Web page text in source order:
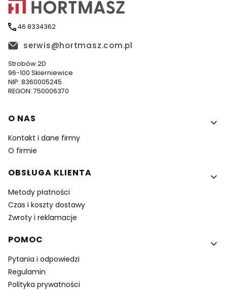
46 8334362
serwis@hortmasz.com.pl
Strobów 2D
96-100 Skierniewice
NIP: 8360005245
REGON: 750006370
Linki w stopce
O NAS
Kontakt i dane firmy
O firmie
OBSŁUGA KLIENTA
Metody płatności
Czas i koszty dostawy
Zwroty i reklamacje
POMOC
Pytania i odpowiedzi
Regulamin
Polityka prywatności